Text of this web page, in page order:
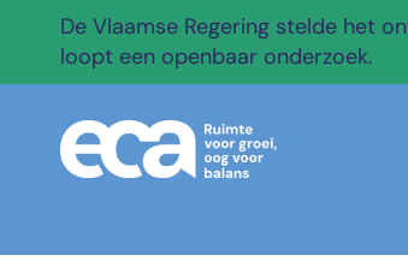
De Vlaamse Regering stelde het
loopt een openbaar onderzoek.